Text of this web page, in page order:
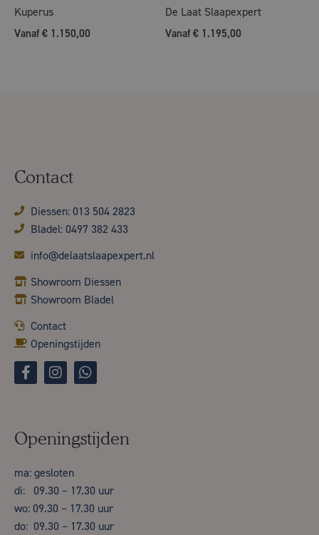
Kuperus
Vanaf € 1.150,00
De Laat Slaapexpert
Vanaf € 1.195,00
Contact
Diessen: 013 504 2823
Bladel: 0497 382 433
info@delaatslaapexpert.nl
Showroom Diessen
Showroom Bladel
Contact
Openingstijden
Openingstijden
ma: gesloten
di: 09.30 – 17.30 uur
wo: 09.30 – 17.30 uur
do: 09.30 – 17.30 uur